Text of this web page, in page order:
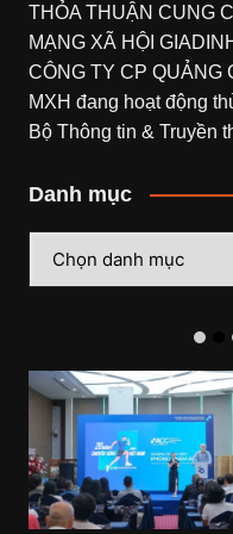
THỎA THUẬN CUNG
MẠNG XÃ HỘI
CÔNG TY CP QUẢNG
MXH đang hoạt động
Bộ Thông tin & Truyền
Danh mục
mục